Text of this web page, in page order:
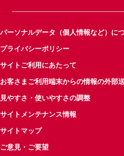
パーソナルデータ（個人情報など）に
プライバシーポリシー
サイトご利用にあたって
お客さまご利用端末からの情報の外部
見やすさ・使いやすさの調整
サイトメンテナンス情報
サイトマップ
ご意見・ご要望